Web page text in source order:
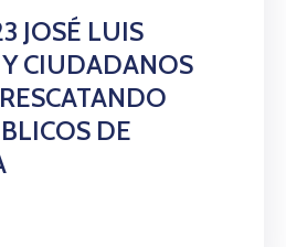
JOSÉ LUIS
CIUDADANOS
DE